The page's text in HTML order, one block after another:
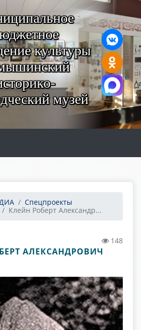
культуры
музей
Спецпроекты
Клейн Роберт Александр...
148
АЛЕКСАНДРОВИЧ